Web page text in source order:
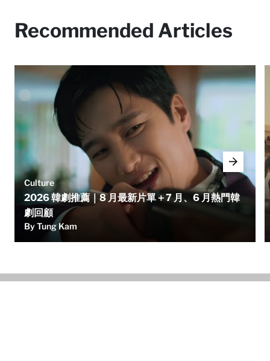
Recommended Articles
Culture
2026 韓劇推薦｜8 月最新片單＋7 月、6 月熱門韓
劇回顧
By Tung Kam